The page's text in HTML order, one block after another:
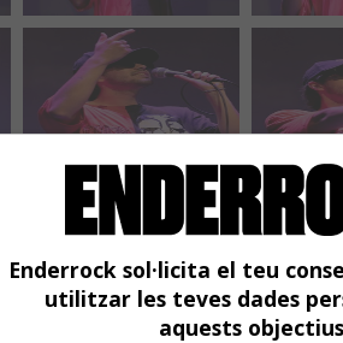
Enderrock sol·licita el teu
utilitzar les teves dades
aquests objectius